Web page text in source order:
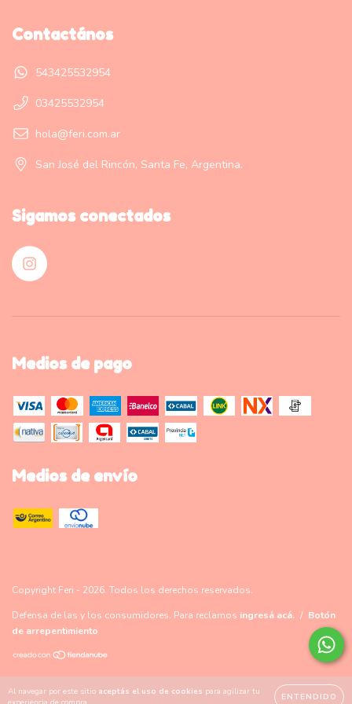
Al navegar por este sitio aceptás el uso de cookies para agilizar tu
ENTENDIDO
Contactános
543425532954
03425532954
hola@feri.com.ar
San José del Rincón, Santa Fe, Argentina.
Sigamos conectados
Medios de pago
Medios de envío
Copyright Feri - 2026. Todos los derechos reservados.
Defensa de las y los consumidores. Para reclamos ingresá acá. / Botón
de arrepentimiento